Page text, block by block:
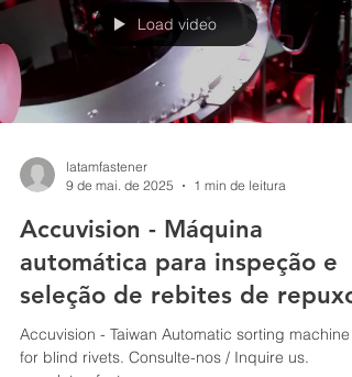
Load video
9 de mai. de 2025
1 min de leitura
Accuvision - Máquina
automática para inspeção e
seleção de rebites de repuxo.